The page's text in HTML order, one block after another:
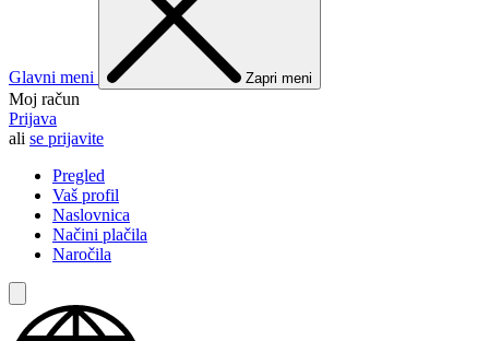
Glavni meni Zapri meni
Moj račun
Prijava
ali se prijavite
Pregled
Vaš profil
Naslovnica
Načini plačila
Naročila